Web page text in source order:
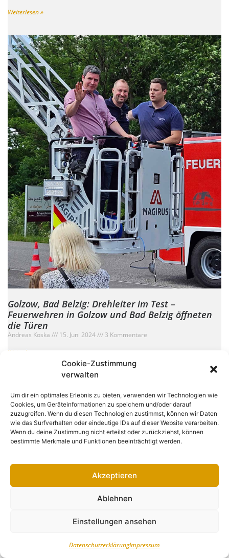
Cookie-Zustimmung
verwalten
Um dir ein optimales Erlebnis zu bieten, verwenden wir Technologien wie
Cookies, um Geräteinformationen zu speichern und/oder darauf
zuzugreifen. Wenn du diesen Technologien zustimmst, können wir Daten
wie das Surfverhalten oder eindeutige IDs auf dieser Website verarbeiten.
Wenn du deine Zustimmung nicht erteilst oder zurückziehst, können
bestimmte Merkmale und Funktionen beeinträchtigt werden.
Akzeptieren
Ablehnen
Einstellungen ansehen
DatenschutzerklärungImpressum
Weiterlesen »
Golzow, Bad Belzig: Drehleiter im Test –
Feuerwehren in Golzow und Bad Belzig öffneten
die Türen
Andreas Koska 15. Juni 2024
3 Kommentare
Weiterlesen »
ProBrück: Spende statt Wahlplakate
Keine Kommentare